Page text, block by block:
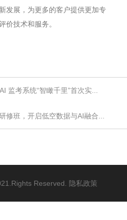
发展，为更多的客户提供更加专
价技术和服务。
监考系统“智瞰千里”首次实...
修班，开启低空数据与AI融合...
Reserved. 隐私政策